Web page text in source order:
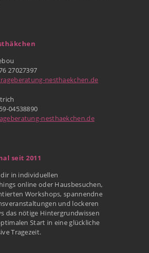
27027397
nesthaekchen.de
04538890
nesthaekchen.de
seit 2011
in individuellen
online oder Hausbesuchen,
Workshops, spannendne
und lockeren
das nötige Hintergrundwissen
Start in eine glückliche
Tragezeit.